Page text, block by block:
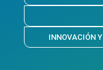
INNOVACIÓN